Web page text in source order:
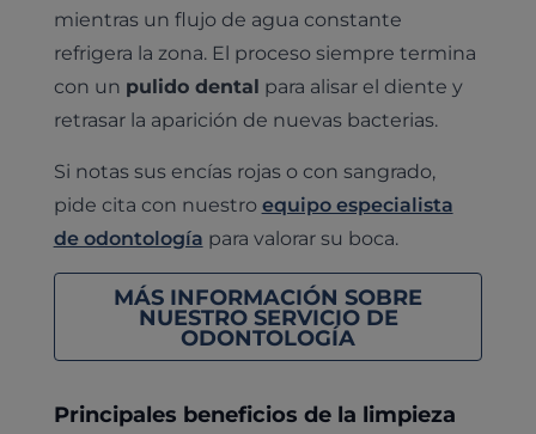
mientras un flujo de agua constante
refrigera la zona. El proceso siempre termina
con un pulido dental para alisar el diente y
retrasar la aparición de nuevas bacterias.
Si notas sus encías rojas o con sangrado,
pide cita con nuestro equipo especialista
de odontología para valorar su boca.
MÁS INFORMACIÓN SOBRE
NUESTRO SERVICIO DE
ODONTOLOGÍA
Principales beneficios de la limpieza